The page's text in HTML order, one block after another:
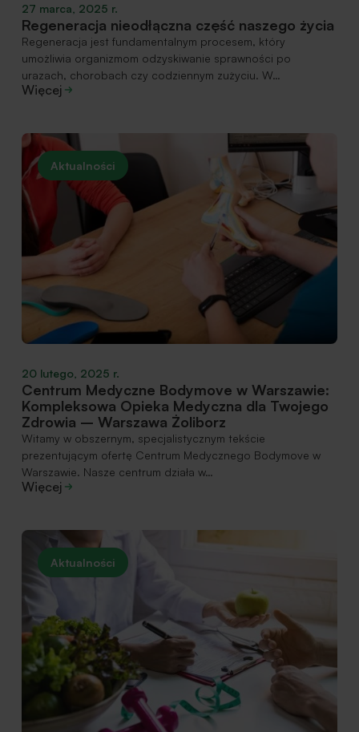
27 marca, 2025 r.
Regeneracja nieodłączna część naszego życia
Regeneracja jest fundamentalnym procesem, który
umożliwia organizmom odzyskiwanie sprawności po
urazach, chorobach czy codziennym zużyciu. W…
Więcej
Aktualności
20 lutego, 2025 r.
Centrum Medyczne Bodymove w Warszawie:
Kompleksowa Opieka Medyczna dla Twojego
Zdrowia – Warszawa Żoliborz
Witamy w obszernym, specjalistycznym tekście
prezentującym ofertę Centrum Medycznego Bodymove w
Warszawie. Nasze centrum działa w…
Więcej
Aktualności